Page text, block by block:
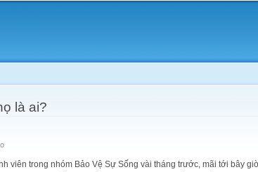
là ai?
viên trong nhóm Bảo Vệ Sự Sống vài tháng trước, mãi tới bây